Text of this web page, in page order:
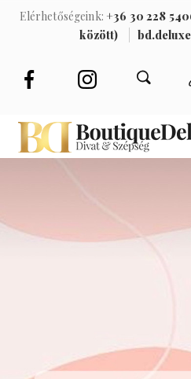
Elérhetőségeink: +36 30 228
között)